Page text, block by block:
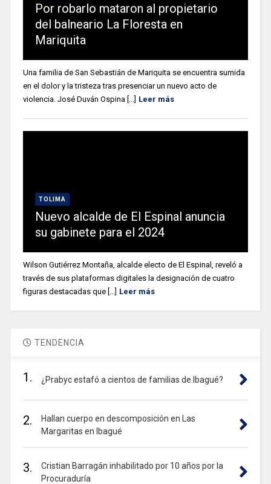
Por robarlo mataron al propietario
del balneario La Floresta en
Mariquita
Una familia de San Sebastián de Mariquita se encuentra sumida
en el dolor y la tristeza tras presenciar un nuevo acto de
violencia. José Duván Ospina [...] Leer más
TOLIMA
Nuevo alcalde de El Espinal anuncia
su gabinete para el 2024
Wilson Gutiérrez Montaña, alcalde electo de El Espinal, reveló a
través de sus plataformas digitales la designación de cuatro
figuras destacadas que [...] Leer más
TENDENCIA
1. ¿Prabyc estafó a cientos de familias de Ibagué?
2.
Hallan cuerpo en descomposición en Las
Margaritas en Ibagué
3.
Cristian Barragán inhabilitado por 10 años por la
Procuraduría